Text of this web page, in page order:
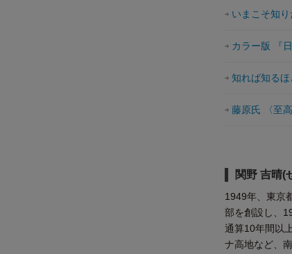
いまこそ知
カラー版 『
知れば知る
藤原氏 〈至
関野 吉晴(
1949年、東京
部を創設し、
通算10年間以
ナ高地など、